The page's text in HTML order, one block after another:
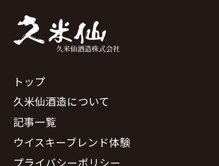
トップ
久米仙酒造について
記事一覧
ウイスキーブレンド体験
プライバシーポリシー